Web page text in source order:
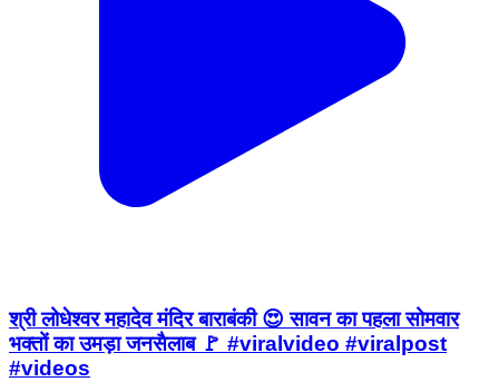
श्री लोधेश्वर महादेव मंदिर बाराबंकी 😍 सावन का पहला सोमवार
भक्तों का उमड़ा जनसैलाब 🚩 #viralvideo #viralpost
#videos